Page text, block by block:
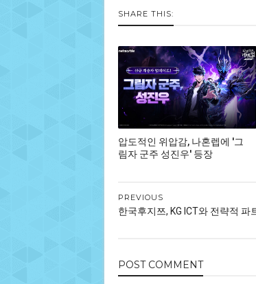
SHARE THIS:
압도적인 위압감, 나혼렙에 '그
림자 군주 성진우' 등장
PREVIOUS
한국후지쯔, KG ICT와 전략적 파
POST COMMENT